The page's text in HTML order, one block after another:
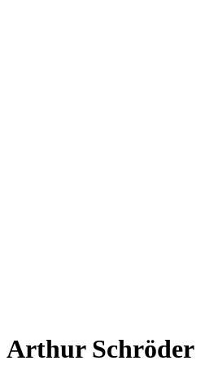
Arthur Schröder